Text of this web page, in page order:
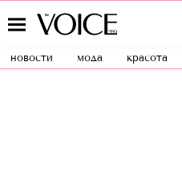
новости мода красота